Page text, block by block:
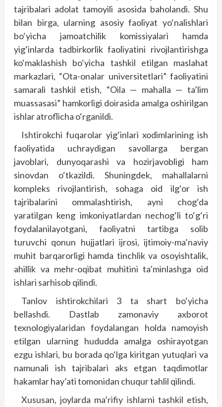
tajribalari adolat tamoyili asosida baholandi. Shu
bilan birga, ularning asosiy faoliyat yo‘nalishlari
bo‘yicha jamoatchilik komissiyalari hamda
yig‘inlarda tadbirkorlik faoliyatini rivojlantirishga
ko‘maklashish bo‘yicha tashkil etilgan maslahat
markazlari, “Ota-onalar universitetlari” faoliyatini
samarali tashkil etish, “Oila — mahalla — ta’lim
muassasasi” hamkorligi doirasida amalga oshirilgan
ishlar atroflicha o‘rganildi.
Ishtirokchi fuqarolar yig‘inlari xodimlarining ish
faoliyatida uchraydigan savollarga bergan
javoblari, dunyoqarashi va hozirjavobligi ham
sinovdan o‘tkazildi. Shuningdek, mahallalarni
kompleks rivojlantirish, sohaga oid ilg‘or ish
tajribalarini ommalashtirish, ayni chog‘da
yaratilgan keng imkoniyatlardan nechog‘li to‘g‘ri
foydalanilayotgani, faoliyatni tartibga solib
turuvchi qonun hujjatlari ijrosi, ijtimoiy-ma’naviy
muhit barqarorligi hamda tinchlik va osoyishtalik,
ahillik va mehr-oqibat muhitini ta’minlashga oid
ishlari sarhisob qilindi.
Tanlov ishtirokchilari 3 ta shart bo‘yicha
bellashdi. Dastlab zamonaviy axborot
texnologiyalaridan foydalangan holda namoyish
etilgan ularning hududda amalga oshirayotgan
ezgu ishlari, bu borada qo‘lga kiritgan yutuqlari va
namunali ish tajribalari aks etgan taqdimotlar
hakamlar hay’ati tomonidan chuqur tahlil qilindi.
Xususan, joylarda ma’rifiy ishlarni tashkil etish,